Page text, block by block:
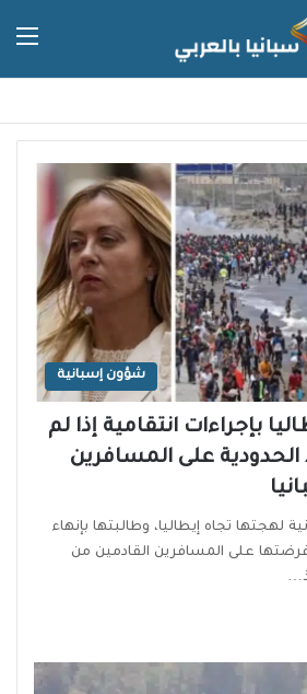
شؤون إسبانية
بإجراءات انتقامية إذا لم
على المسافرين
لهجتها تجاه إيطاليا، وطالبتها بإنهاء
فرضتها على المسافرين القادمين من